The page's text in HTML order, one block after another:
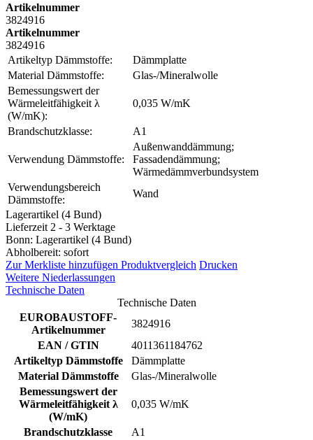
Artikelnummer
3824916
Artikelnummer
3824916
Artikeltyp Dämmstoffe:
Dämmplatte
Material Dämmstoffe:
Glas-/Mineralwolle
Bemessungswert der
Wärmeleitfähigkeit λ
(W/mK):
0,035 W/mK
Brandschutzklasse: A1
Verwendung Dämmstoffe:
Außenwanddämmung;
Fassadendämmung;
Wärmedämmverbundsystem
Verwendungsbereich
Dämmstoffe:
Wand
Lagerartikel (4 Bund)
Lieferzeit 2 - 3 Werktage
Bonn: Lagerartikel (4 Bund)
Abholbereit: sofort
Zur Merkliste hinzufügen Produktvergleich Drucken
Weitere Niederlassungen
Technische Daten
Technische Daten
EUROBAUSTOFF-
Artikelnummer
3824916
EAN / GTIN
4011361184762
Artikeltyp Dämmstoffe
Dämmplatte
Material Dämmstoffe
Glas-/Mineralwolle
Bemessungswert der
Wärmeleitfähigkeit λ
(W/mK)
0,035 W/mK
Brandschutzklasse
A1